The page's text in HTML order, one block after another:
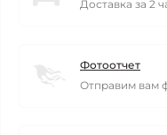
Доставка за 2
Фотоотчет
Отправим вам